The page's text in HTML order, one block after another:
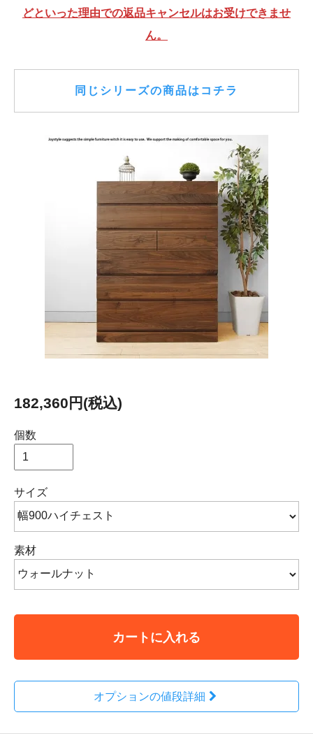
どといった理由での返品キャンセルはお受けできませ
ん。
同じシリーズの商品はコチラ
182,360円(税込)
個数
サイズ
素材
カートに入れる
オプションの値段詳細